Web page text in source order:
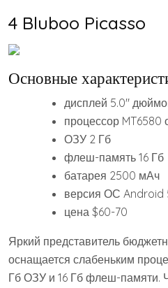
4 Bluboo Picasso
Основные
дисплей 5.0″
процессор MT6580
ОЗУ 2 Гб
флеш-память 16 Гб
батарея 2500 мАч
версия ОС Android
цена $60-70
Яркий представитель
оснащается слабеньким
Гб ОЗУ и 16 Гб флеш-памяти.